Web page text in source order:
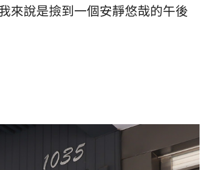
來說是撿到一個安靜悠哉的午後